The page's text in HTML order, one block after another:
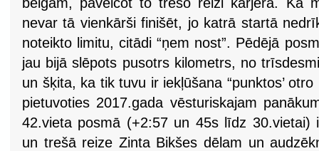
nevar tā vienkārši finišēt, jo katrā startā
noteikto limitu, citādi “ņem nost”. Pēdējā
jau bijā slēpots pusotrs kilometrs, no
un šķita, ka tik tuvu ir iekļūšana “punktos’
pietuvoties 2017.gada vēsturiskajam
42.vieta posmā (+2:57 un 45s līdz 30.vietai)
un trešā reize Zinta Bikšes dēlam un